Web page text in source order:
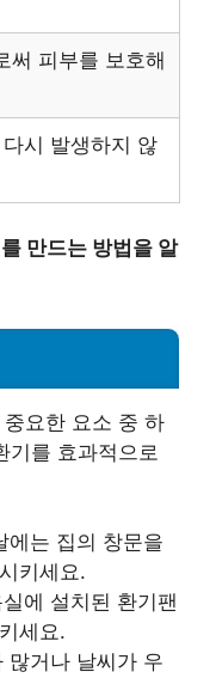
써 피부를 보호해
시 발생하지 않
만드는 방법을 알
요한 요소 중 하
기를 효과적으로
에는 집의 창문을
키세요.
에 설치된 환기팬
세요.
많거나 날씨가 우